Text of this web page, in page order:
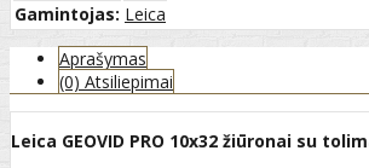
Gamintojas: Leica
Aprašymas
(0) Atsiliepimai
Leica GEOVID PRO 10x32 žiūronai su